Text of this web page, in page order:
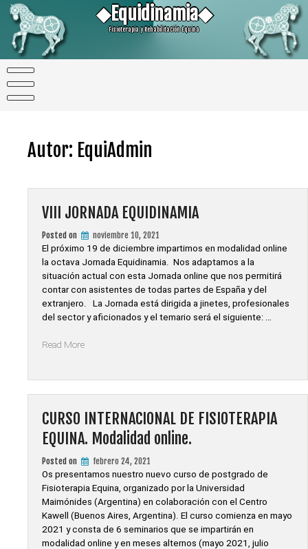
Skip
content
◆Equidinamia◆
Fisioterapia y Rehabilitación Equina
Autor: EquiAdmin
VIII JORNADA EQUIDINAMIA
Posted on
noviembre 10, 2021
El próximo 19 de diciembre impartimos en modalidad online
la octava Jornada Equidinamia. Nos adaptamos a la
situación actual con esta Jornada online que nos permitirá
contar con asistentes de todas partes de España y del
extranjero. La Jornada está dirigida a jinetes, profesionales
del sector y aficionados y el temario será el siguiente: …
Read More«VIII
CURSO INTERNACIONAL DE FISIOTERAPIA
EQUINA. Modalidad online.
Posted on
febrero 24, 2021
Os presentamos nuestro nuevo curso de postgrado de
Fisioterapia Equina, organizado por la Universidad
Maimónides (Argentina) en colaboración con el Centro
Kawell (Buenos Aires, Argentina). El curso comienza en mayo
2021 y consta de 6 seminarios que se impartirán en
modalidad online y en meses alternos (mayo 2021, julio